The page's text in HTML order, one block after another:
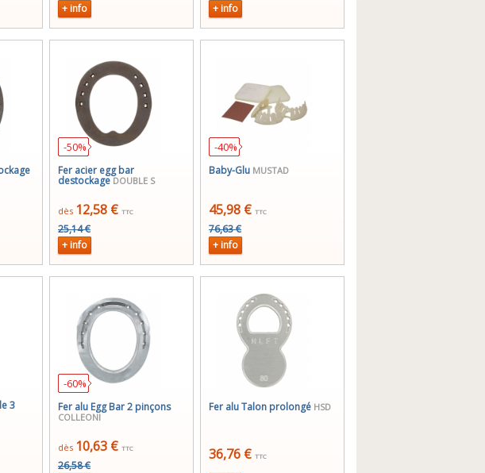
+ info
+ info
-50%
Fer acier egg bar
destockageDOUBLE S
dès 12,58 € TTC
25,14 €
+ info
-40%
Baby-Glu MUSTAD
45,98 € TTC
76,63 €
+ info
3
-60%
Fer alu Egg Bar 2 pinçons
COLLEONI
dès 10,63 € TTC
26,58 €
Fer alu Talon prolongé HSD
36,76 € TTC